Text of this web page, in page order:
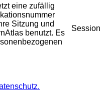
eine zufällig
Sitzung und
benutzt. Es
Session